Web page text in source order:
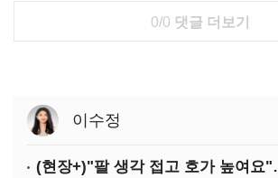
0/0 댓글 더보기
이수정